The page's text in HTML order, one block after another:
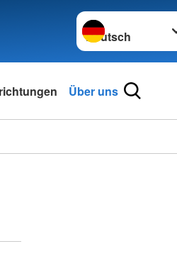
Sprache wechseln zu
Über uns